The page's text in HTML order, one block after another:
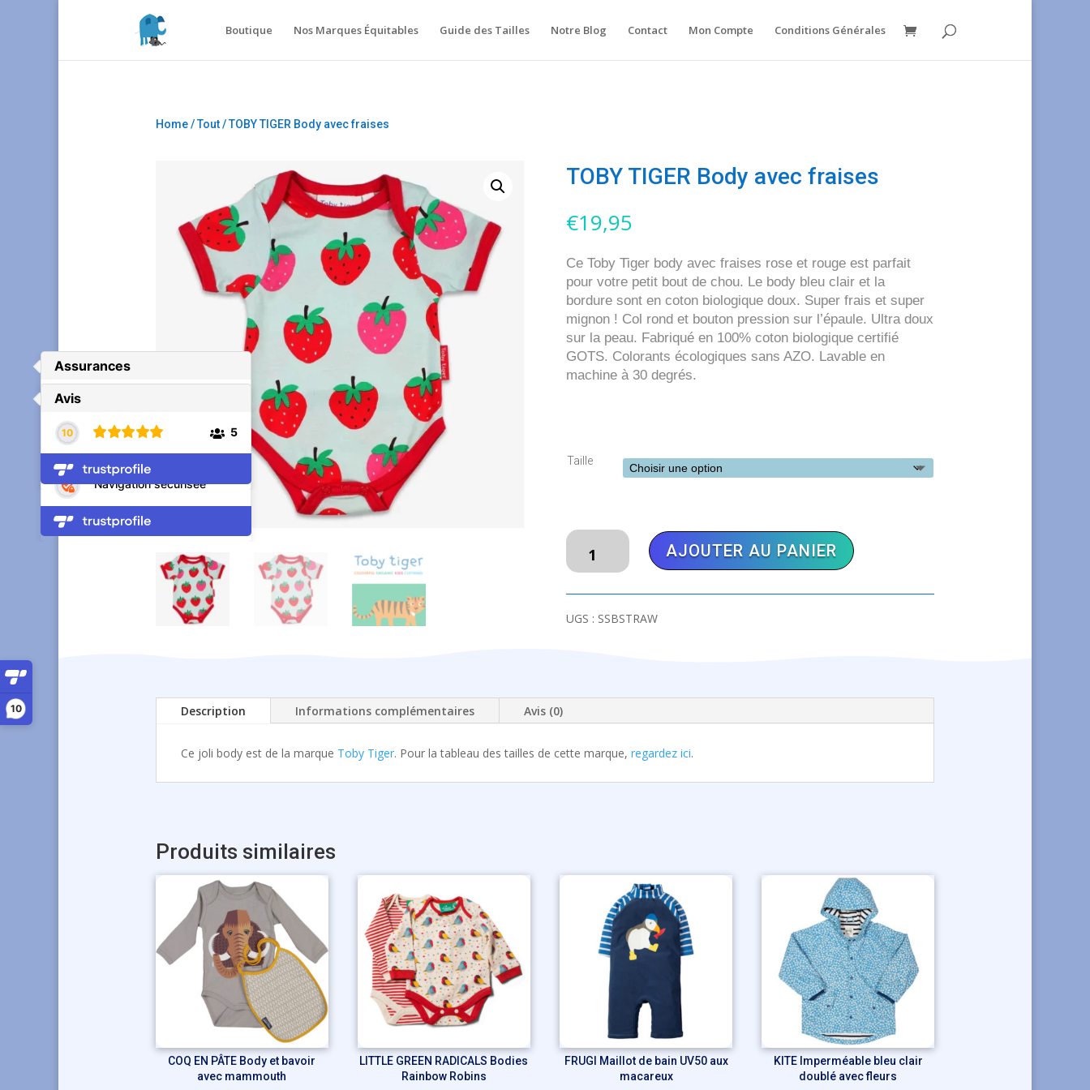
10
Boutique Nos Marques Équitables Guide des Tailles Notre Blog Contact Mon Compte Conditions Générales
Home/Tout/ TOBY TIGER Body avec fraises
TOBY TIGER Body avec fraises
€19,95
Ce Toby Tiger body avec fraises rose et rouge est parfait
pour votre petit bout de chou. Le body bleu clair et la
bordure sont en coton biologique doux. Super frais et super
mignon ! Col rond et bouton pression sur l’épaule. Ultra doux
sur la peau. Fabriqué en 100% coton biologique certifié
GOTS. Colorants écologiques sans AZO. Lavable en
machine à 30 degrés.
Taille
quantité
TOBY
TIGER
Body
AJOUTER AU PANIER
UGS : SSBSTRAW
Description Informations complémentaires Avis (0)
Ce joli body est de la marque Toby Tiger. Pour la tableau des tailles de cette marque, regardez ici.
Produits similaires
COQ EN PÂTE Body et bavoir
avec mammouth
LITTLE GREEN RADICALS Bodies
Rainbow Robins
FRUGI Maillot de bain UV50 aux
macareux
KITE Imperméable bleu clair
doublé avec fleurs